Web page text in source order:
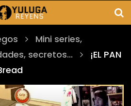
Mini series,
secretos...
¡EL PAN